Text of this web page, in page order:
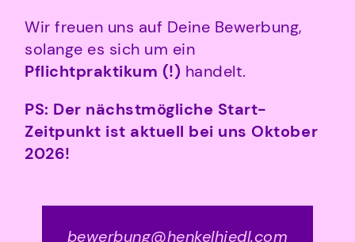
bewerbung@henkelhiedl.com
Wir freuen uns auf Deine Bewerbung,
solange es sich um ein
Pflichtpraktikum (!) handelt.
PS: Der nächstmögliche Start-
Zeitpunkt ist aktuell bei uns Oktober
2026!